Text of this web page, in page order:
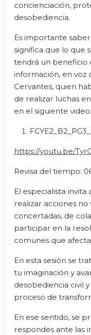
concienciación,
desobediencia.
Es importante
significa que lo que
tendrá un beneficio
información, en voz
Cervantes, quien
de realizar luchas
en el siguiente video.
https://youtu.be/
Revisa del tiempo:
El especialista
realizar acciones no
concertadas, de
participar en la
comunes que
En esta sesión se
tu imaginación y
desobediencia civil
proceso de
En ese sentido, se
respondes ante las